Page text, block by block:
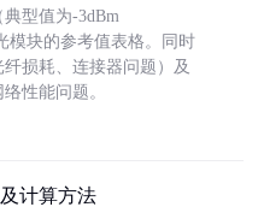
型值为-3dBm
模块的参考值表格。同时
损耗、连接器问题）及
性能问题。
计算方法